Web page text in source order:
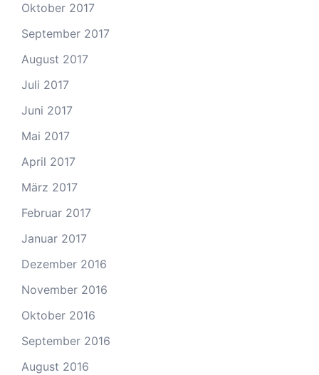
Oktober 2017
September 2017
August 2017
Juli 2017
Juni 2017
Mai 2017
April 2017
März 2017
Februar 2017
Januar 2017
Dezember 2016
November 2016
Oktober 2016
September 2016
August 2016